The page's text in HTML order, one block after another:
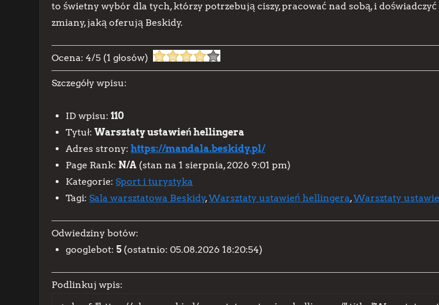
to świetny wybór dla tych, którzy potrzebują ciszy, pracować nad sobą, i doświadczyć
zmiany, jaką oferują Beskidy.
Ocena:4/5 (1 głosów)
Szczegóły wpisu:
ID wpisu:110
Tytuł:Warsztaty ustawień hellingera
Adres strony:https://mandala.beskidy.pl/
Page Rank: N/A (stan na 1 sierpnia, 2026 9:01 pm)
Kategorie:Sport i turystyka
Tagi:Sala warsztatowa Beskidy,Warsztaty ustawień hellingera,Warsztaty
Odwiedziny botów:
googlebot: 5 (ostatnio: 05.08.2026 18:20:54)
Podlinkuj wpis: